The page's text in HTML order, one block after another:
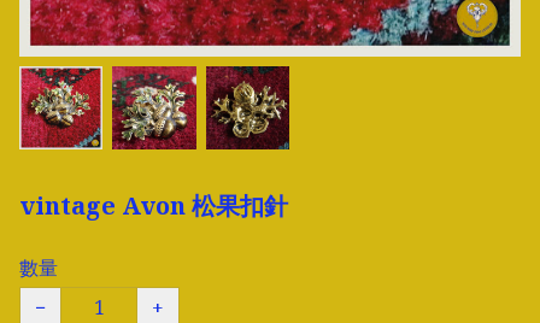
vintage Avon 松果扣針
數量
−
+